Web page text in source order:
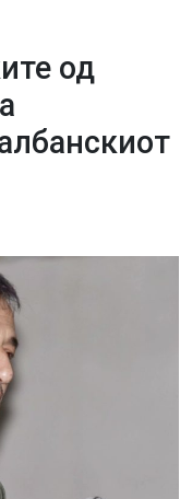
од